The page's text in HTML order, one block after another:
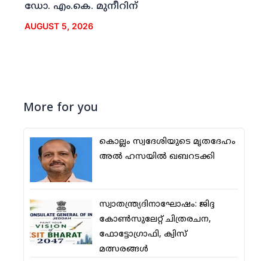
ഡോ. എം.കെ. മുനീറിന്
AUGUST 5, 2026
More for you
കൊല്ലം സ്വദേശിയുടെ മൃതദേഹം
അല്‍ ഹസയില്‍ ഖബറടക്കി
സ്വാതന്ത്ര്യദിനാഘോഷം: ജിദ്ദ
കോണ്‍സുലേറ്റ് ചിത്രരചന,
ഫോട്ടോഗ്രാഫി, ക്വിസ്
മത്സരങ്ങള്‍